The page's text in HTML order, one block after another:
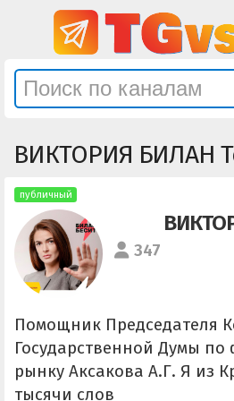
ВИКТОРИЯ БИЛАН
публичный
347
Помощник Председателя
Государственной Думы
рынку Аксакова А.Г. Я из
тысячи слов